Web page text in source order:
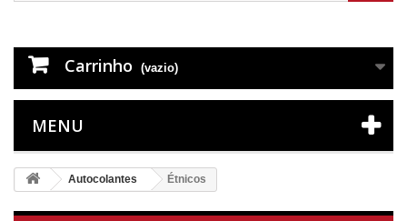
Carrinho (vazio)
MENU
Autocolantes Étnicos